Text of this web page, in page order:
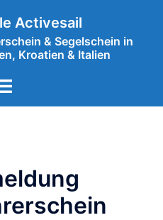
Activesail
& Segelschein in
Kroatien & Italien